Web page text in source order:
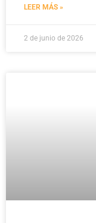
LEER MÁS »
2 de junio de 2026